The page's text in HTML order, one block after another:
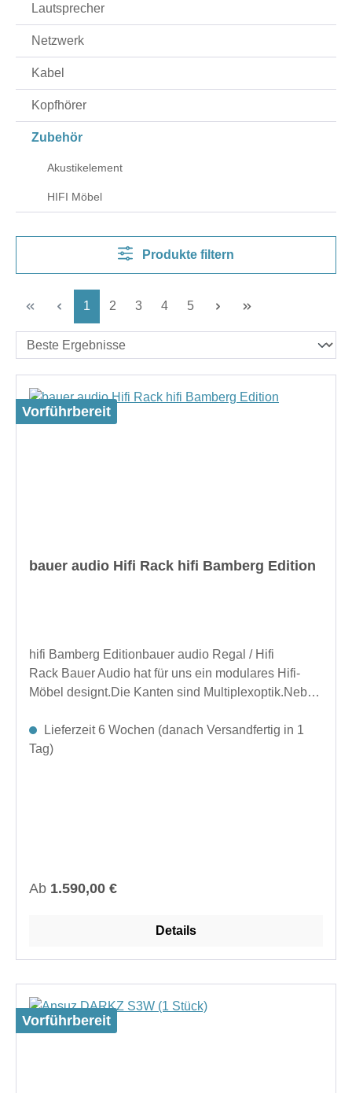
Lautsprecher
Netzwerk
Kabel
Kopfhörer
Zubehör
Akustikelement
HIFI Möbel
Produkte filtern
Seite
1 Seite
2 Seite
3 Seite
4 Seite
5
Vorführbereit
bauer audio Hifi Rack hifi Bamberg Edition
hifi Bamberg Editionbauer audio Regal / Hifi
Rack Bauer Audio hat für uns ein modulares Hifi-
Möbel designt.Die Kanten sind Multiplexoptik.Neben
gewohnten bauer audio Qualität, wie bei dem bereits
bekannten Regalen. Die spannungsfreie Lagerung
zur Resonanzoptimierunghöhenverstellbare
Gelenkfüße zur Aufstellung auf
EbenenFertigung in Bayernzwei Ebenenweitere
Ebenen auf AnfrageAusführung: weiß
Breite: 63,5cmdoppelte Breite: 120cmTiefe:
52cmBodendicke: 2,7cm
Lieferzeit 6 Wochen (danach Versandfertig in 1
Tag)
Regulärer Preis:
Ab 1.590,00 €
Details
Vorführbereit